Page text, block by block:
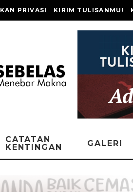
PRIVASI KIRIM TULISANMU!
CATATAN
KENTINGAN
GALERI